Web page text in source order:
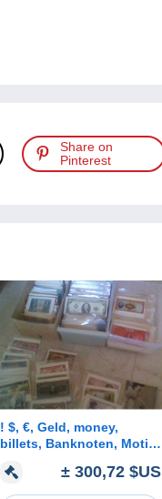
Share on
Pinterest
! $, €, Geld, money,
billets, Banknoten, Motiv
collection von ca. 4000
Ansichtskarten, 4 Alben,
± 300,72 $US